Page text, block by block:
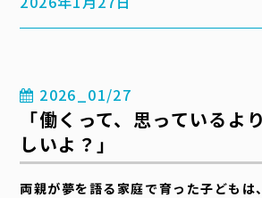
2026_01/27
「働くって、思っているよ
しいよ？」
両親が夢を語る家庭で育った子どもは